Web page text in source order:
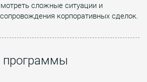
сложные ситуации и
корпоративных сделок.
программы